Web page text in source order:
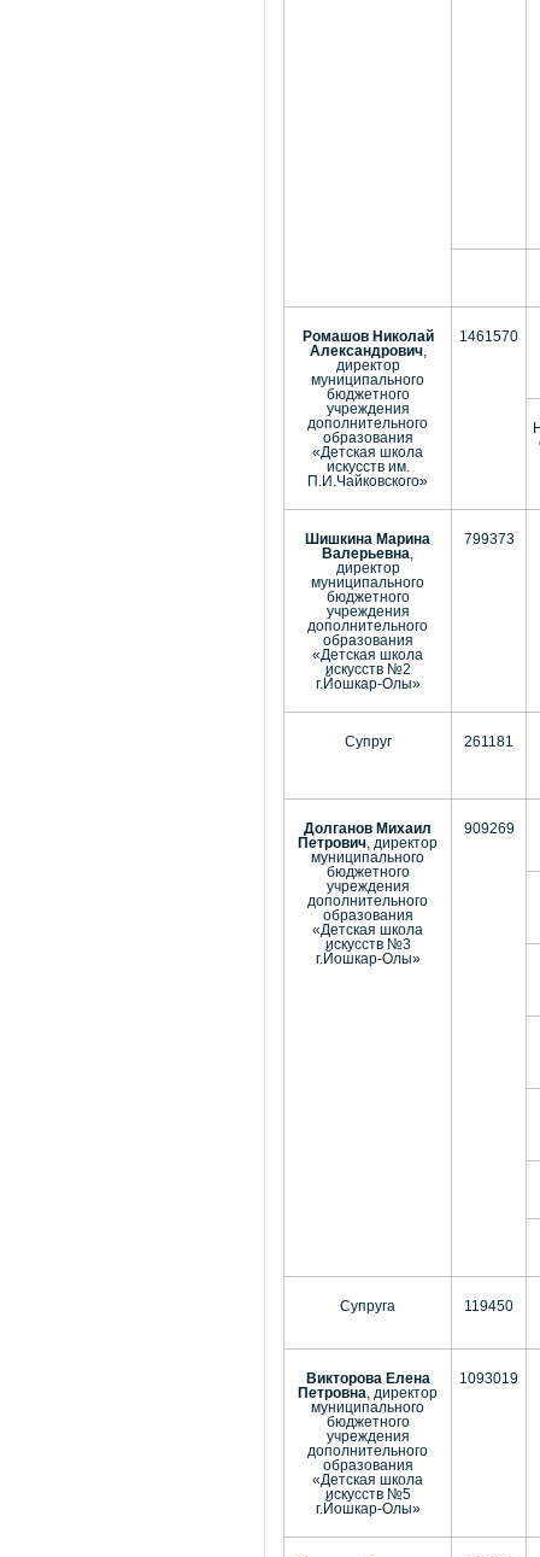
Ромашов Николай
Александрович,
директор
муниципального
бюджетного
учреждения
дополнительного
образования
«Детская школа
искусств им.
П.И.Чайковского»
1461570
Шишкина Марина
Валерьевна
директор
муниципального
бюджетного
учреждения
дополнительного
образования
«Детская школа
искусств №2
г.Йошкар-Олы»
799373
Супруг 261181
Долганов Михаил
Петрович , директор
муниципального
бюджетного
учреждения
дополнительного
образования
«Детская школа
искусств №3
г.Йошкар-Олы»
909269
Супруга 119450
Викторова Елена
Петровна , директор
муниципального
бюджетного
учреждения
дополнительного
образования
«Детская школа
искусств №5
г.Йошкар-Олы»
1093019